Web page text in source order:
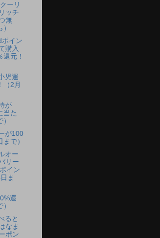
ーリ
ッチ
無
ポイン
購入
元！
児運
（2月
が
当た
が100
で）
オー
リー
イン
ま
還
ると
なま
ポン